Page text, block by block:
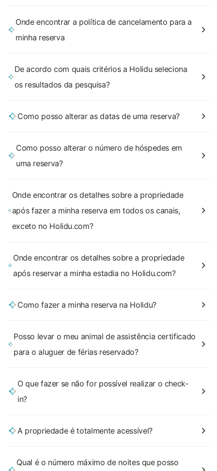
Onde encontrar a política de cancelamento para a
minha reserva
De acordo com quais critérios a Holidu seleciona
os resultados da pesquisa?
Como posso alterar as datas de uma reserva?
Como posso alterar o número de hóspedes em
uma reserva?
Onde encontrar os detalhes sobre a propriedade
após fazer a minha reserva em todos os canais,
exceto no Holidu.com?
Onde encontrar os detalhes sobre a propriedade
após reservar a minha estadia no Holidu.com?
Como fazer a minha reserva na Holidu?
Posso levar o meu animal de assistência certificado
para o aluguer de férias reservado?
O que fazer se não for possível realizar o check-
in?
A propriedade é totalmente acessível?
Qual é o número máximo de noites que posso